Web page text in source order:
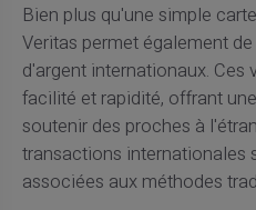
Bien plus qu'une simple
Veritas permet également
d'argent internationaux.
facilité et rapidité, offrant
soutenir des proches à
transactions internationales
associées aux méthodes